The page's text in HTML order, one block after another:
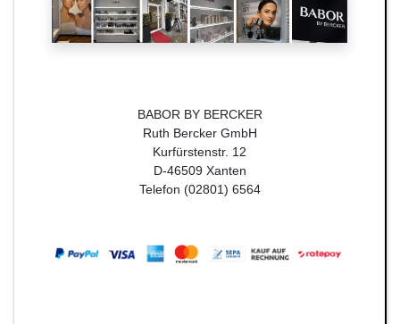
BABOR BY BERCKER
Ruth Bercker GmbH
Kurfürstenstr. 12
D-46509 Xanten
Telefon (02801) 6564